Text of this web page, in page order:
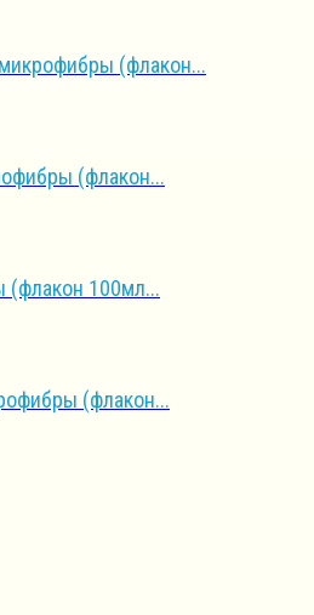
(флакон...
(флакон...
(флакон 100мл...
(флакон...